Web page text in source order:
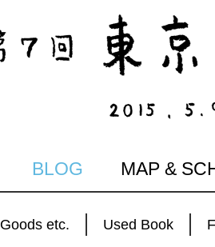
BLOG MAP &
Goods etc. Used Book